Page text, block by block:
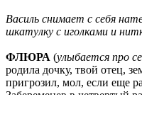
Василь снимает с себя
шкатулку с иголками и
ФЛЮРА (улыбается про
родила дочку, твой отец,
пригрозил, мол, если еще
Забеременев в четвертый